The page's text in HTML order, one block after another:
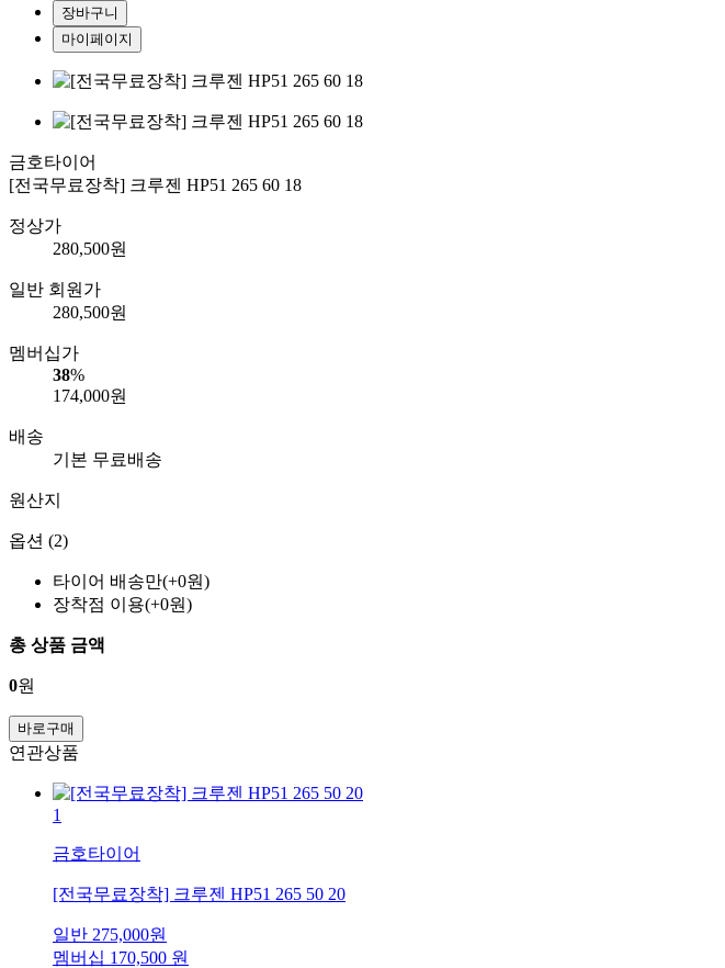
장바구니
마이페이지
금호타이어
[전국무료장착] 크루젠 HP51 265 60 18
정상가
280,500원
일반 회원가
280,500원
멤버십가
38%
174,000원
배송
기본 무료배송
원산지
옵션 (2)
타이어 배송만(+0원)
장착점 이용(+0원)
총 상품 금액
0원
바로구매
연관상품
1
금호타이어
[전국무료장착] 크루젠 HP51 265 50 20
일반 275,000원
멤버십 170,500 원